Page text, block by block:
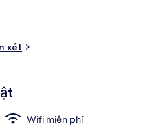
xét
Wifi miễn phí